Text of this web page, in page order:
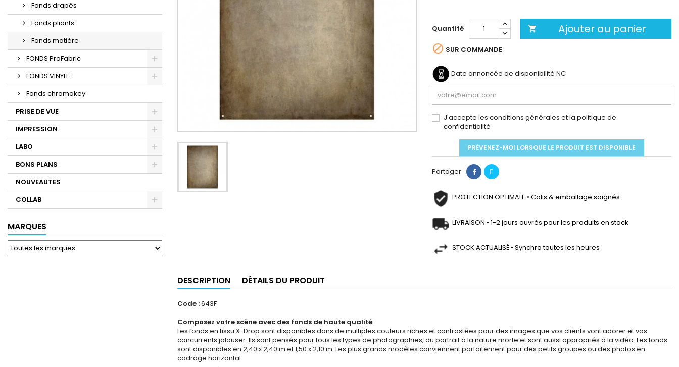
Fonds drapés
Fonds pliants
Fonds matière
FONDS ProFabric
FONDS VINYLE
Fonds chromakey
PRISE DE VUE
IMPRESSION
LABO
BONS PLANS
NOUVEAUTES
COLLAB
MARQUES
Quantité  Ajouter au panier
 SUR COMMANDE
Date annoncée de disponibilité NC
J'accepte les conditions générales et la politique de
confidentialité
PRÉVENEZ-MOI LORSQUE LE PRODUIT EST DISPONIBLE
Partager
PROTECTION OPTIMALE • Colis & emballage soignés
LIVRAISON • 1-2 jours ouvrés pour les produits en stock
STOCK ACTUALISÉ • Synchro toutes les heures
DESCRIPTION DÉTAILS DU PRODUIT
Code :643F
Composez votre scène avec des fonds de haute qualité
Les fonds en tissu X-Drop sont disponibles dans de multiples couleurs riches et contrastées pour des images que vos clients vont adorer et vos
concurrents jalouser. Ils sont pensés pour tous les types de photographies, du portrait à la nature morte et sont aussi appropriés à la vidéo. Les fonds
sont disponibles en 2,40 x 2,40 m et 1,50 x 2,10 m. Les plus grands modèles conviennent parfaitement pour des petits groupes ou des photos en
cadrage horizontal